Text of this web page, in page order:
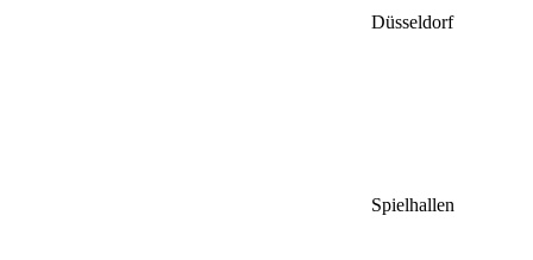
Düsseldorf
Spielhallen